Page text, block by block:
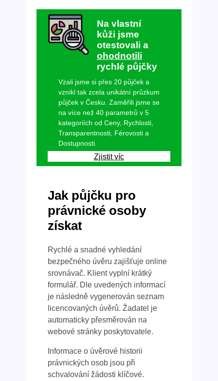
Na vlastní
kůži jsme
otestovali a
ohodnotili
rychlé půjčky
Vzali jsme si přes 20 půjček a
vznikl tak zcela unikátní průzkum
půjček v Česku. Zaměřili jsme se
na více než 40 parametrů v 5
kategoriích od Ceny, Rychlosti,
Transparentnosti, Férovosti a
Dostupnosti.
Zjistit víc
Jak půjčku pro
právnické osoby
získat
Rychlé a snadné vyhledání
bezpečného úvěru zajišťuje online
srovnávač. Klient vyplní krátký
formulář. Dle uvedených informací
je následně vygenerován seznam
licencovaných úvěrů. Žadatel je
automaticky přesměrován na
webové stránky poskytovatele.
Informace o úvěrové historii
právnických osob jsou při
schvalování žádosti klíčové.